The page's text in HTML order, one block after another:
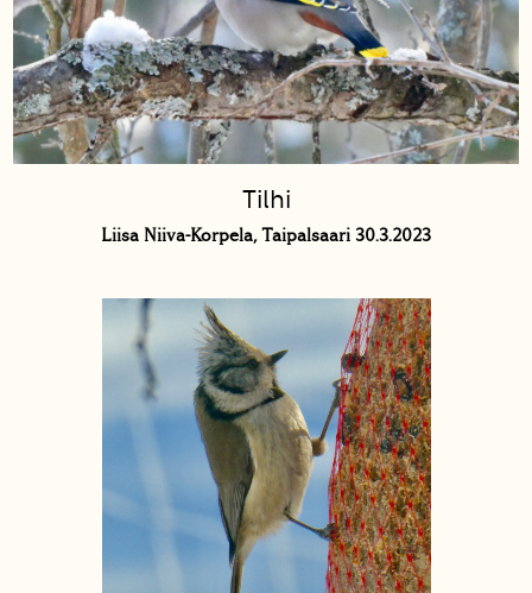
Tilhi
Liisa Niiva-Korpela, Taipalsaari 30.3.2023